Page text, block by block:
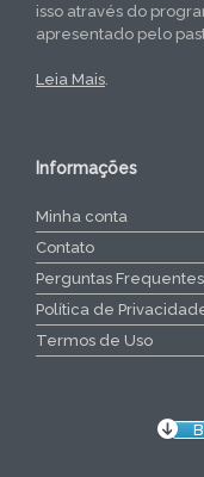
isso através do
apresentado pelo
Leia Mais.
Informações
Minha conta
Contato
Perguntas Frequentes
Política de
Termos de Uso